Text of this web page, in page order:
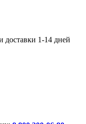
доставки 1-14 дней